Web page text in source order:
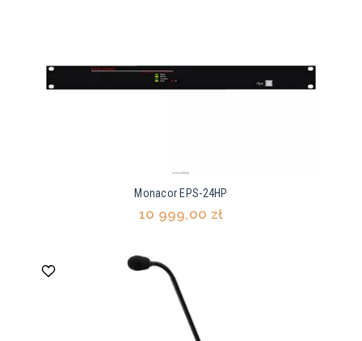
Monacor EPS-24HP
10 999,00 zł